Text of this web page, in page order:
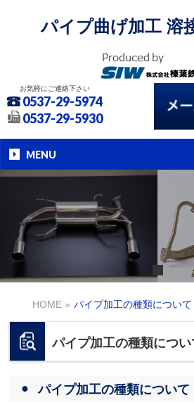
パイプ曲げ加工 溶
お気軽にご連絡下さい
0537-29-5974
0537-29-5930
MENU
HOME » パイプ加工の種類について
パイプ加工の種類につい
パイプ加工の種類について